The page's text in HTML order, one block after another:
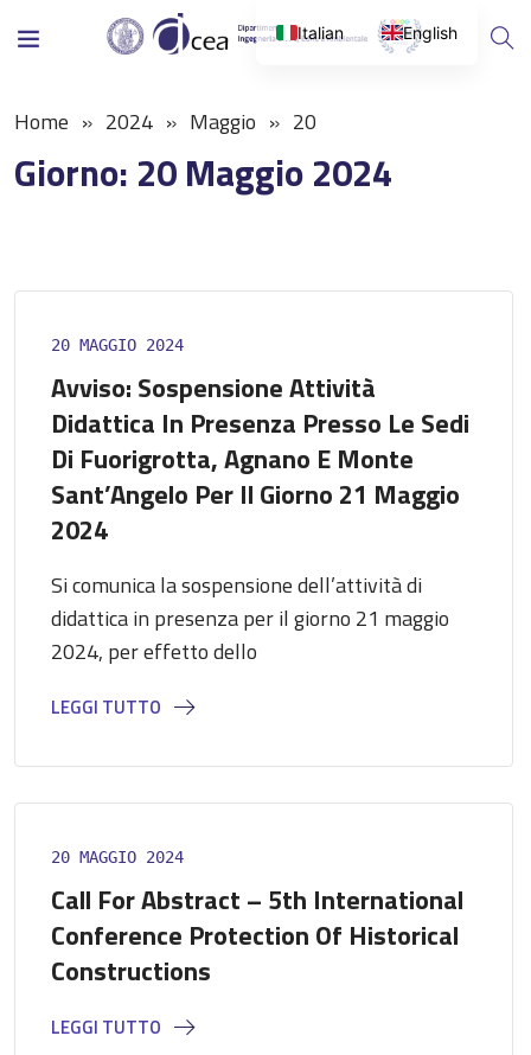
Home 2024 Maggio 20
Giorno: 20 Maggio 2024
20 MAGGIO 2024
Avviso: Sospensione Attività
Didattica In Presenza Presso Le Sedi
Di Fuorigrotta, Agnano E Monte
Sant’Angelo Per Il Giorno 21 Maggio
2024
Si comunica la sospensione dell’attività di
didattica in presenza per il giorno 21 maggio
2024, per effetto dello
LEGGI TUTTO
20 MAGGIO 2024
Call For Abstract – 5th International
Conference Protection Of Historical
Constructions
LEGGI TUTTO
Italian English